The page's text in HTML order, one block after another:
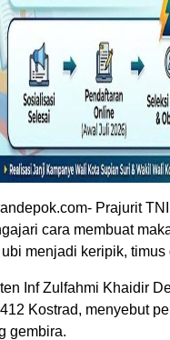
Prajurit
cara membuat
menjadi keripik, timus
Inf Zulfahmi Khaidir
Kostrad, menyebut
gembira.